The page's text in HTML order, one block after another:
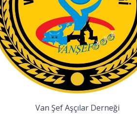
Van Şef Aşçılar Derneği